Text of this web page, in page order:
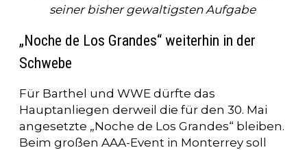
seiner bisher gewaltigsten Aufgabe
„Noche de Los Grandes“ weiterhin in der
Schwebe
Für Barthel und WWE dürfte das
Hauptanliegen derweil die für den 30. Mai
angesetzte „Noche de Los Grandes“ bleiben.
Beim großen AAA-Event in Monterrey soll